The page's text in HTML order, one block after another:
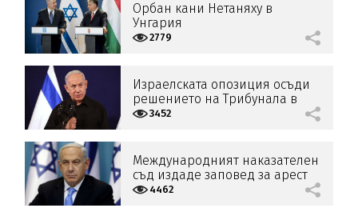
Орбан кани Нетаняху в
Унгария
2779
Израелската опозиция осъди
решението на Трибунала в
Хага3452
Международният наказателен
съд издаде заповед за арест
на Нетаняху
4462